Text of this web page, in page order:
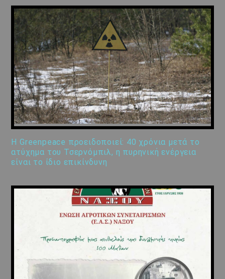
Η Greenpeace προειδοποιεί: 40 χρόνια μετά το
ατύχημα του Τσερνόμπιλ, η πυρηνική ενέργεια
είναι το ίδιο επικίνδυνη